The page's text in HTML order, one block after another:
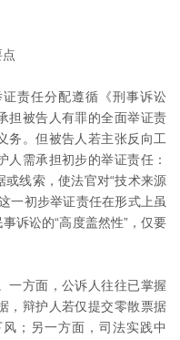
责任分配遵循《刑事诉讼
担被告人有罪的全面举证责
务。但被告人若主张反向工
人需承担初步的举证责任：
线索，使法官对“技术来源
一初步举证责任在形式上虽
诉讼的“高度盖然性”，仅要
一方面，公诉人往往已掌握
，辩护人若仅提交零散票据
；另一方面，司法实践中